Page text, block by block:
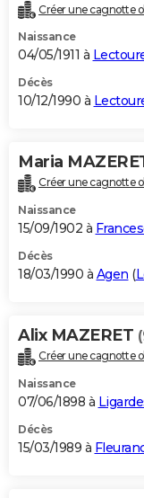
Créer une cagnotte
Naissance
04/05/1911 à
Décès
10/12/1990 à
Maria
Créer une cagnotte
Naissance
15/09/1902 à
Décès
18/03/1990 à Agen (
Alix MAZERET
Créer une cagnotte
Naissance
07/06/1898 à
Décès
15/03/1989 à